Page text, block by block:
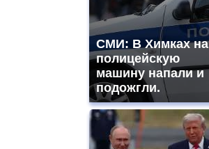
СМИ: В Химках на
полицейскую
машину напали и
подожгли.